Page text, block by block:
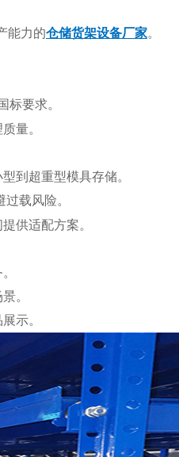
能力的仓储货架设备厂家。
标要求。
量。
到超重型模具存储。
载风险。
供适配方案。
。
示。